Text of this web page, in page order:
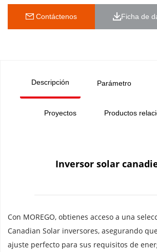
Contáctenos Ficha de
Descripción Parámetro
Proyectos Productos
Inversor solar
Con MOREGO, obtienes acceso a una
Canadian Solar inversores, asegurando
ajuste perfecto para sus requisitos de